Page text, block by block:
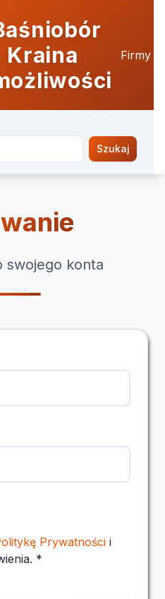
Kraina
Firmy
Szukaj
swojego konta
Prywatności i
*